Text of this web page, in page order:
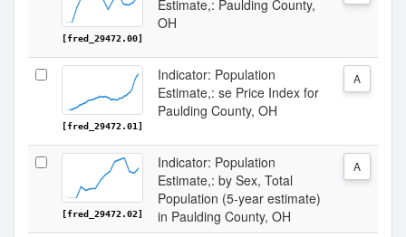
[fred_29472.00]
Estimate,: Paulding County,
OH
[fred_29472.01]
Indicator: Population
Estimate,: se Price Index for
Paulding County, OH
A
[fred_29472.02]
Indicator: Population
Estimate,: by Sex, Total
Population (5-year estimate)
in Paulding County, OH
A